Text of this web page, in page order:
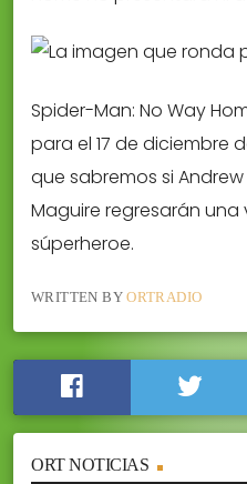
Spider-Man: No Way
para el 17 de diciembre
que sabremos si
Maguire regresarán una
súperheroe.
WRITTEN BYORTRADIO
ORT NOTICIAS